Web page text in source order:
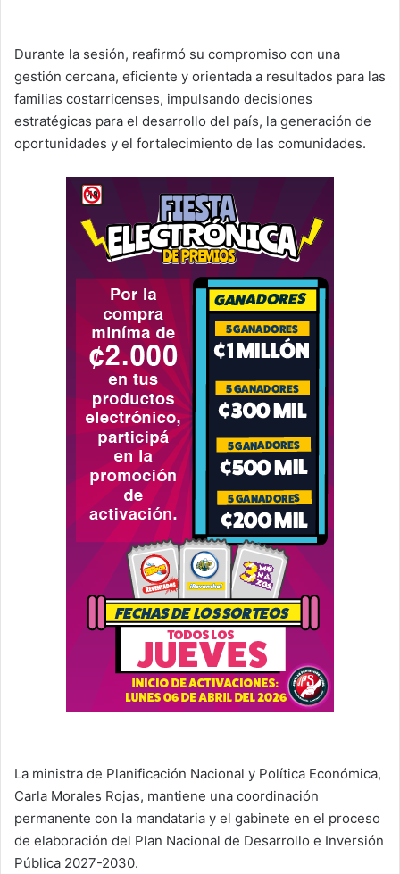
Durante la sesión, reafirmó su compromiso con una
gestión cercana, eficiente y orientada a resultados para las
familias costarricenses, impulsando decisiones
estratégicas para el desarrollo del país, la generación de
oportunidades y el fortalecimiento de las comunidades.
La ministra de Planificación Nacional y Política Económica,
Carla Morales Rojas, mantiene una coordinación
permanente con la mandataria y el gabinete en el proceso
de elaboración del Plan Nacional de Desarrollo e Inversión
Pública 2027-2030.